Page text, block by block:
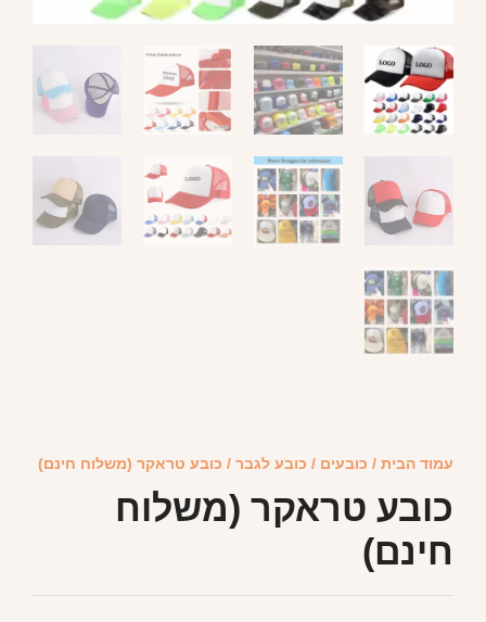
עמוד הבית / כובעים / כובע לגבר / כובע טראקר (משלוח חינם)
כובע טראקר (משלוח
חינם)